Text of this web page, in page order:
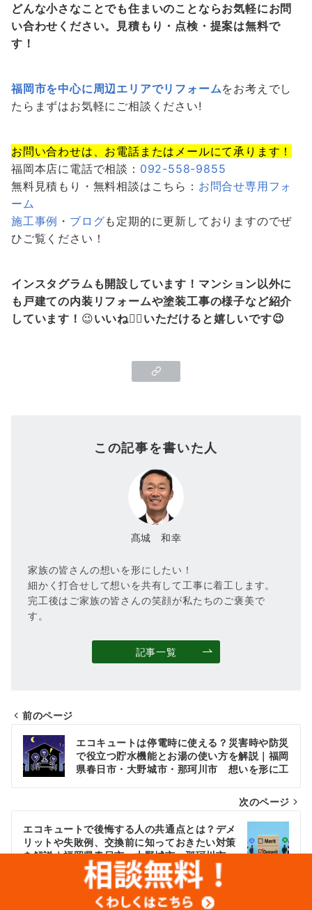
どんな小さなことでも住まいのことならお気軽にお問
い合わせください。見積もり・点検・提案は無料で
す！
福岡市を中心に周辺エリアでリフォームをお考えでし
たらまずはお気軽にご相談ください!
お問い合わせは、お電話またはメールにて承ります！
福岡本店に電話で相談： 092-558-9855
無料見積もり・無料相談はこちら： お問合せ専用フォ
ーム
施工事例 ・ ブログも定期的に更新しておりますのでぜ
ひご覧ください！
インスタグラムも開設しています！マンション以外に
も戸建ての内装リフォームや塗装工事の様子など紹介
しています！ 😉いいね👍🏻いただけると嬉しいです😉
この記事を書いた人
髙城 和幸
家族の皆さんの想いを形にしたい！
細かく打合せして想いを共有して工事に着工します。
完工後はご家族の皆さんの笑顔が私たちのご褒美で
す。
記事一覧
投
稿
ナ
ビ
ゲ
ー
前のページ
エコキュートは停電時に使える？災害時や防災
で役立つ貯水機能とお湯の使い方を解説｜福岡
県春日市・大野城市・那珂川市 想いを形に工
次のページ
エコキュートで後悔する人の共通点とは？デメ
リットや失敗例、交換前に知っておきたい対策
を解説｜福岡県春日市・大野城市・那珂川市
想いを形に工房